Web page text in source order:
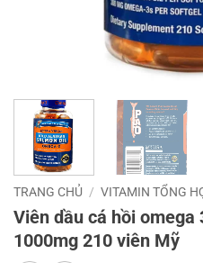
TRANG CHỦ / VITAMIN TỔNG
Viên dầu cá hồi omega
1000mg 210 viên Mỹ